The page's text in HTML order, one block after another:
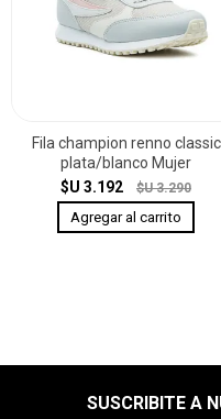
Fila champion renno classic
plata/blanco Mujer
$U 3.192
$U 3.290
SUSCRIBITE A